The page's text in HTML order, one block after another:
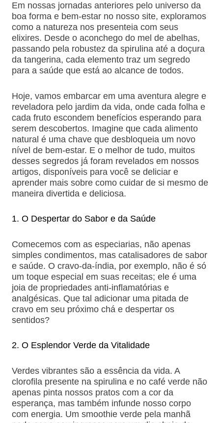
Em nossas jornadas anteriores pelo universo da
boa forma e bem-estar no nosso site, exploramos
como a natureza nos presenteia com seus
elixires. Desde o aconchego do mel de abelhas,
passando pela robustez da spirulina até a doçura
da tangerina, cada elemento traz um segredo
para a saúde que está ao alcance de todos.
Hoje, vamos embarcar em uma aventura alegre e
reveladora pelo jardim da vida, onde cada folha e
cada fruto escondem benefícios esperando para
serem descobertos. Imagine que cada alimento
natural é uma chave que desbloqueia um novo
nível de bem-estar. E o melhor de tudo, muitos
desses segredos já foram revelados em nossos
artigos, disponíveis para você se deliciar e
aprender mais sobre como cuidar de si mesmo de
maneira divertida e deliciosa.
O Despertar do Sabor e da Saúde
Comecemos com as especiarias, não apenas
simples condimentos, mas catalisadores de sabor
e saúde. O cravo-da-índia, por exemplo, não é só
um toque especial em suas receitas; ele é uma
joia de propriedades anti-inflamatórias e
analgésicas. Que tal adicionar uma pitada de
cravo em seu próximo chá e despertar os
sentidos?
O Esplendor Verde da Vitalidade
Verdes vibrantes são a essência da vida. A
clorofila presente na spirulina e no café verde não
apenas pinta nossos pratos com a cor da
esperança, mas também infunde nosso corpo
com energia. Um smoothie verde pela manhã